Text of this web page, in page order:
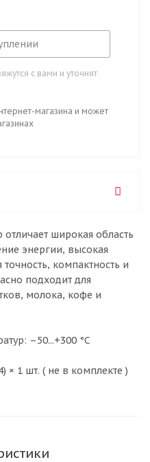
с вами и уточнят
магазина и может
широкая область
энергии, высокая
компактность и
подходит для
молока, кофе и
–50...+300 °C
× 1 шт. ( не в комплекте )